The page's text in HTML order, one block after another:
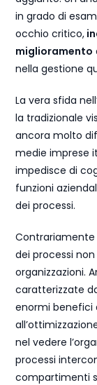
in grado di
occhio critico,
miglioramento
nella gestione
La vera sfida
la tradizionale
ancora molto
medie imprese
impedisce di
funzioni
dei processi.
Contrariamente
dei processi
organizzazioni.
caratterizzate
enormi benefici
nel vedere
processi
compartimenti